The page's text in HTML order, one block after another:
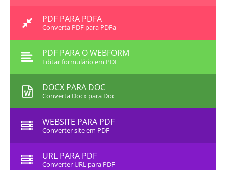
PDF PARA PDFA
Converta PDF para PDFa
PDF PARA O WEBFORM
Editar formulário em PDF
DOCX PARA DOC
Converta Docx para Doc
WEBSITE PARA PDF
Converter site em PDF
URL PARA PDF
Converter URL para PDF